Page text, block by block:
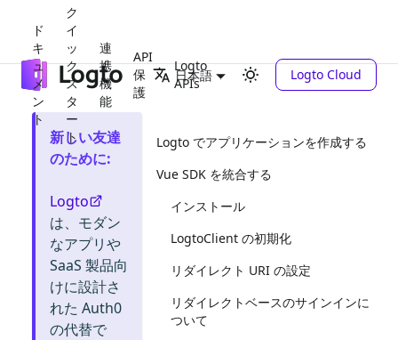
ド
キ
ュ
メ
ン
ト
ク
イ
ッ
ク
ス
タ
ー
ト
連
携
機
能
API
保
護
Logto
APIs
日本語 Logto Cloud
新しい友達
のために:
Logto
は、モダン
なアプリや
SaaS 製品向
けに設計さ
れた Auth0
の代替で
Logto でアプリケーションを作成する
Vue SDK を統合する
インストール
LogtoClient の初期化
リダイレクト URI の設定
リダイレクトベースのサインインに
ついて